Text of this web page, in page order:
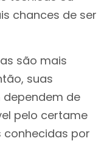
chances de ser
são mais
suas
de
pelo certame
conhecidas por